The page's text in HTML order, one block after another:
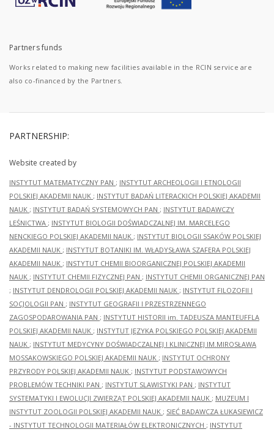
Partners funds
Works related to making new facilities available in the RCIN service are
also co-financed by the Partners.
PARTNERSHIP:
Website created by
INSTYTUT MATEMATYCZNY PAN ; INSTYTUT ARCHEOLOGII I ETNOLOGII
POLSKIEJ AKADEMII NAUK ; INSTYTUT BADAŃ LITERACKICH POLSKIEJ AKADEMII
NAUK ; INSTYTUT BADAŃ SYSTEMOWYCH PAN ; INSTYTUT BADAWCZY
LEŚNICTWA ; INSTYTUT BIOLOGII DOŚWIADCZALNEJ IM. MARCELEGO
NENCKIEGO POLSKIEJ AKADEMII NAUK ; INSTYTUT BIOLOGII SSAKÓW POLSKIEJ
AKADEMII NAUK ; INSTYTUT BOTANIKI IM. WŁADYSŁAWA SZAFERA POLSKIEJ
AKADEMII NAUK ; INSTYTUT CHEMII BIOORGANICZNEJ POLSKIEJ AKADEMII
NAUK ; INSTYTUT CHEMII FIZYCZNEJ PAN ; INSTYTUT CHEMII ORGANICZNEJ PAN
; INSTYTUT DENDROLOGII POLSKIEJ AKADEMII NAUK ; INSTYTUT FILOZOFII I
SOCJOLOGII PAN ; INSTYTUT GEOGRAFII I PRZESTRZENNEGO
ZAGOSPODAROWANIA PAN ; INSTYTUT HISTORII im. TADEUSZA MANTEUFFLA
POLSKIEJ AKADEMII NAUK ; INSTYTUT JĘZYKA POLSKIEGO POLSKIEJ AKADEMII
NAUK ; INSTYTUT MEDYCYNY DOŚWIADCZALNEJ I KLINICZNEJ IM.MIROSŁAWA
MOSSAKOWSKIEGO POLSKIEJ AKADEMII NAUK ; INSTYTUT OCHRONY
PRZYRODY POLSKIEJ AKADEMII NAUK ; INSTYTUT PODSTAWOWYCH
PROBLEMÓW TECHNIKI PAN ; INSTYTUT SLAWISTYKI PAN ; INSTYTUT
SYSTEMATYKI I EWOLUCJI ZWIERZĄT POLSKIEJ AKADEMII NAUK ; MUZEUM I
INSTYTUT ZOOLOGII POLSKIEJ AKADEMII NAUK ; SIEĆ BADAWCZA ŁUKASIEWICZ
- INSTYTUT TECHNOLOGII MATERIAŁÓW ELEKTRONICZNYCH ; INSTYTUT